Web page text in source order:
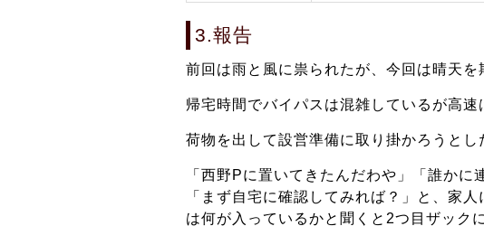
3.報告
前回は雨と風に祟られたが、今回は晴天
帰宅時間でバイパスは混雑しているが高
荷物を出して設営準備に取り掛かろうとし
「西野Pに置いてきたんだわや」「誰か
「まず自宅に確認してみれば？」と、家
は何が入っているかと聞くと2つ目ザック